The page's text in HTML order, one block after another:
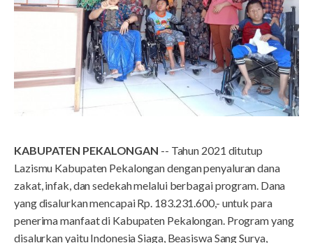
KABUPATEN PEKALONGAN -- Tahun 2021 ditutup
Lazismu Kabupaten Pekalongan dengan penyaluran dana
zakat, infak, dan sedekah melalui berbagai program. Dana
yang disalurkan mencapai Rp. 183.231.600,- untuk para
penerima manfaat di Kabupaten Pekalongan. Program yang
disalurkan yaitu Indonesia Siaga, Beasiswa Sang Surya,